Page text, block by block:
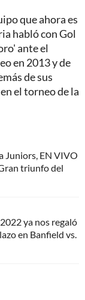
que ahora es
habló con Gol
ante el
en 2013 y de
de sus
el torneo de la
Juniors, EN VIVO
triunfo del
ya nos regaló
en Banfield vs.